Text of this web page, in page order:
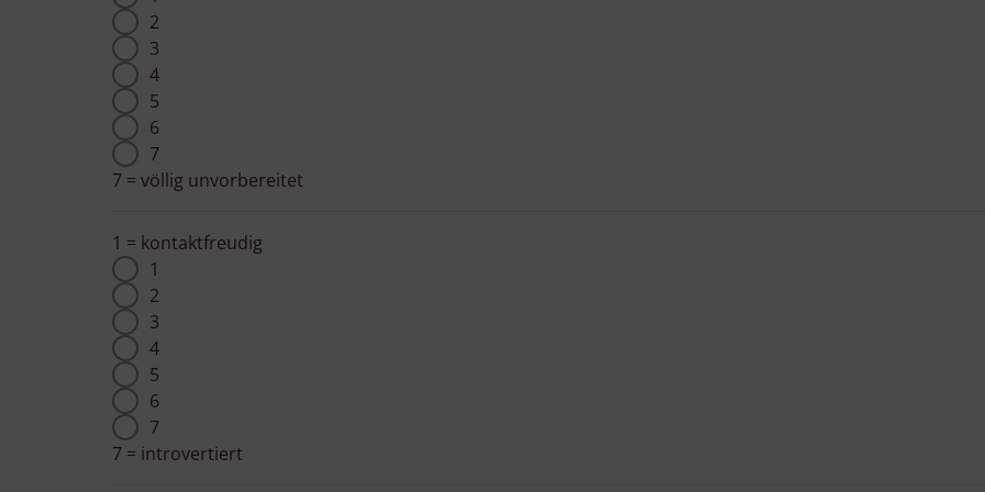
2
3
4
5
6
7
7 = völlig unvorbereitet
1 = kontaktfreudig
1
2
3
4
5
6
7
7 = introvertiert